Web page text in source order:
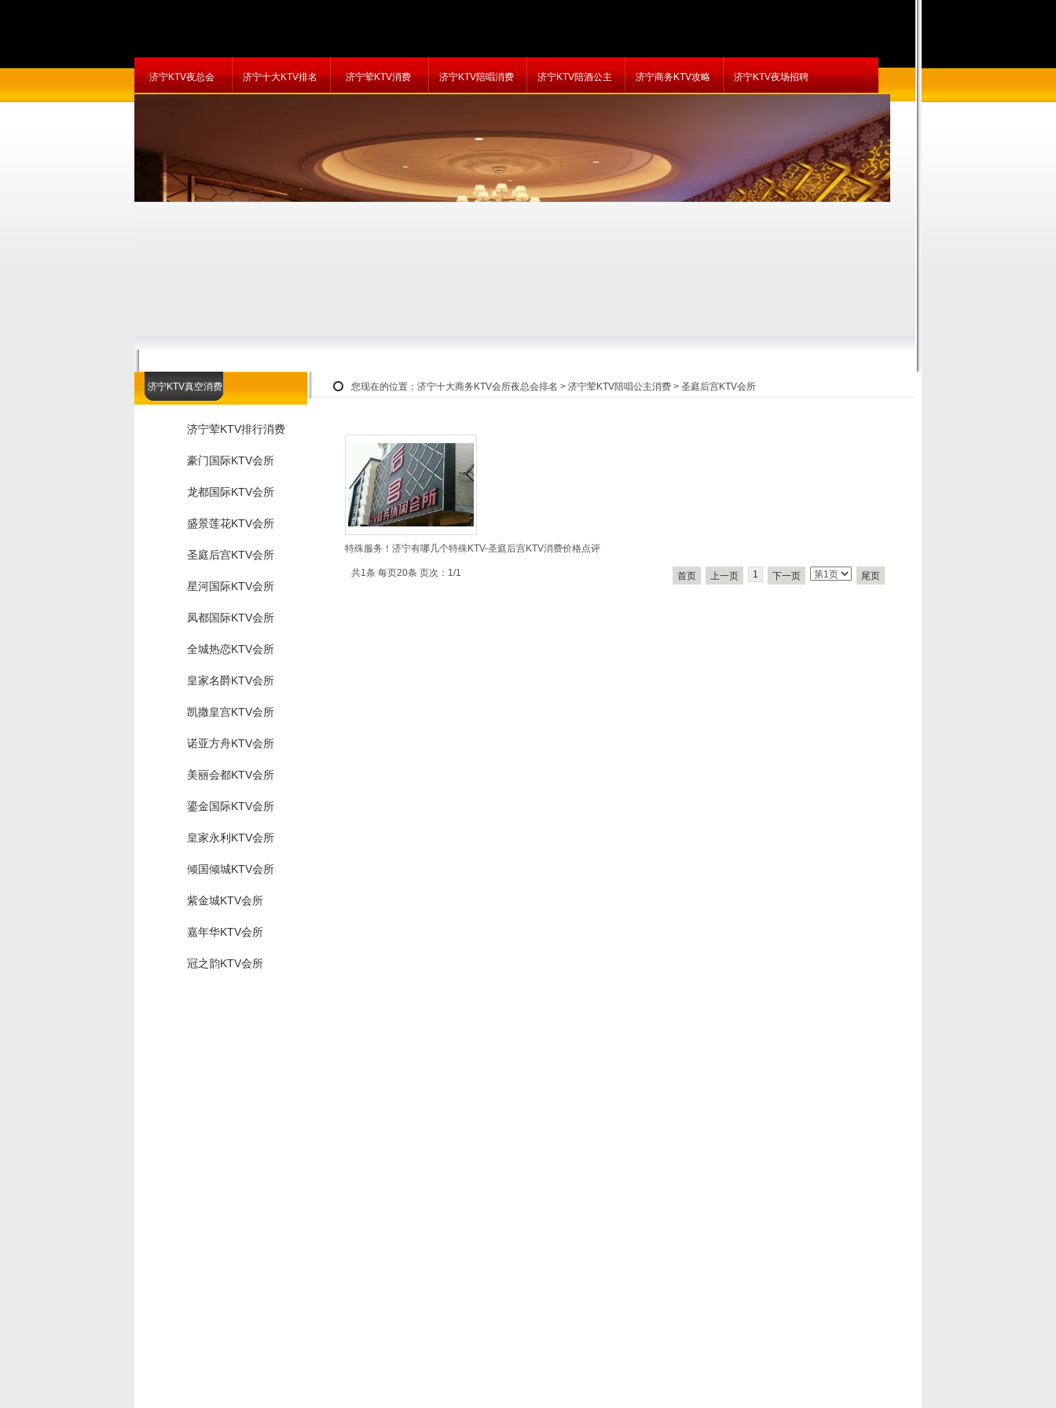
济宁KTV夜总会 济宁十大KTV排名 济宁荤KTV消费 济宁KTV陪唱消费 济宁KTV陪酒公主 济宁商务KTV攻略 济宁KTV夜场招聘
您现在的位置： 济宁十大商务KTV会所夜总会排名 > 济宁荤KTV陪唱公主消费 > 圣庭后宫KTV会所
济宁KTV真空消费
济宁荤KTV排行消费
豪门国际KTV会所
龙都国际KTV会所
盛景莲花KTV会所
圣庭后宫KTV会所
星河国际KTV会所
凤都国际KTV会所
全城热恋KTV会所
皇家名爵KTV会所
凯撒皇宫KTV会所
诺亚方舟KTV会所
美丽会都KTV会所
鎏金国际KTV会所
皇家永利KTV会所
倾国倾城KTV会所
紫金城KTV会所
嘉年华KTV会所
冠之韵KTV会所
特殊服务！济宁有哪几个特殊KTV-圣庭后宫KTV消费价格点评
共1条 每页20条 页次：1/1 首页 上一页 1 下一页 尾页